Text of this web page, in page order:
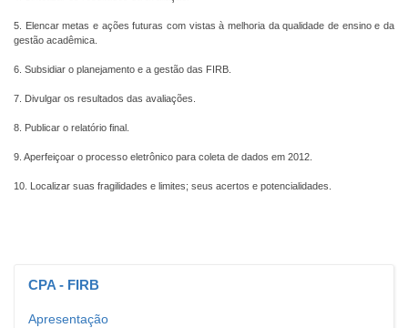
5. Elencar metas e ações futuras com vistas à melhoria da qualidade de ensino e da
gestão acadêmica.
6. Subsidiar o planejamento e a gestão das FIRB.
7. Divulgar os resultados das avaliações.
8. Publicar o relatório final.
9. Aperfeiçoar o processo eletrônico para coleta de dados em 2012.
10. Localizar suas fragilidades e limites; seus acertos e potencialidades.
CPA - FIRB
Apresentação